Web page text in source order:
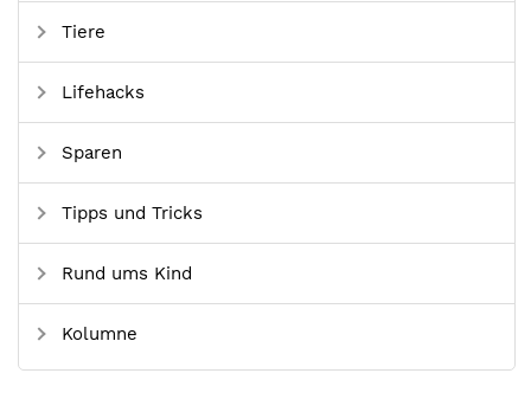
Tiere
Lifehacks
Sparen
Tipps und Tricks
Rund ums Kind
Kolumne